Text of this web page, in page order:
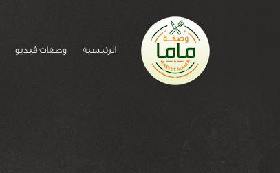
الرئيسية وصفات فيديو